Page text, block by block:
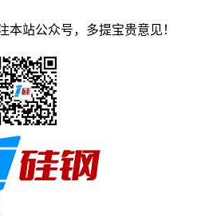
本站公众号，多提宝贵意见！